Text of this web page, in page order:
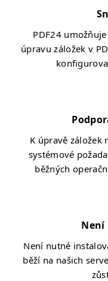
PDF24
úpravu záložek v
K úpravě záložek
systémové
běžných
Není
Není nutné
běží na našich